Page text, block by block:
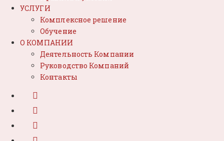
УСЛУГИ
Комплексное решение
Обучение
О КОМПАНИИ
Деятельность Компании
Руководство Компаний
Контакты